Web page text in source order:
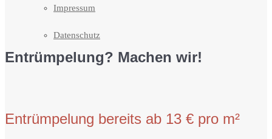
Impressum
Datenschutz
Entrümpelung? Machen wir!
Entrümpelung bereits ab 13 € pro m²